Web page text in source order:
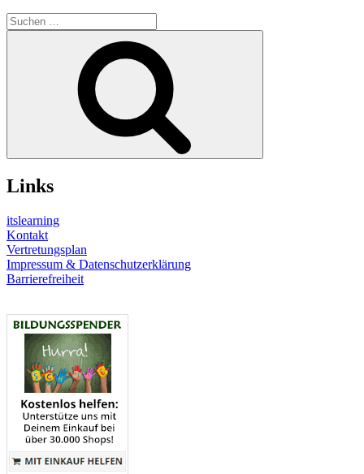
Suche
nach:
Links
itslearning
Kontakt
Vertretungsplan
Impressum & Datenschutzerklärung
Barrierefreiheit